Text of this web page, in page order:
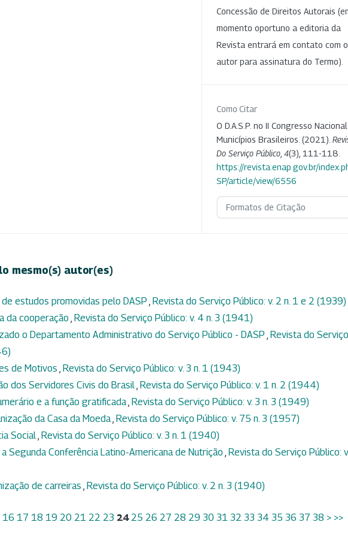
Concessão de Direitos Autorais
momento oportuno a editoria da
Revista entrará em contato com o
autor para assinatura do Termo).
Como Citar
O D.A.S.P. no II Congresso
Municípios Brasileiros. (2021).
Do Serviço Público 4(3), 111-118.
https://revista.enap.gov.br/
SP/article/view/6556
Formatos de Citação
mesmo(s) autor(es)
de estudos promovidas pelo DASP , Revista do Serviço Público: v. 2 n. 1 e 2 (1939)
da cooperação , Revista do Serviço Público: v. 4 n. 3 (1941)
o Departamento Administrativo do Serviço Público - DASP , Revista do Serviço
de Motivos , Revista do Serviço Público: v. 3 n. 1 (1943)
dos Servidores Civis do Brasil, Revista do Serviço Público: v. 1 n. 2 (1944)
e a função gratificada, Revista do Serviço Público: v. 3 n. 3 (1949)
da Casa da Moeda, Revista do Serviço Público: v. 75 n. 3 (1957)
Social, Revista do Serviço Público: v. 3 n. 1 (1940)
a Segunda Conferência Latino-Americana de Nutrição , Revista do Serviço Público:
de carreiras , Revista do Serviço Público: v. 2 n. 3 (1940)
16 17 18 19 20 21 22 23 24 25 26 27 28 29 30 31 32 33 34 35 36 37 38 > >>